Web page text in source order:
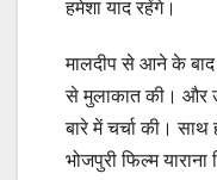
हमेशा याद रहेंगे।
मालदीप से आने के बाद
से मुलाकात की। और
बारे में चर्चा की। साथ
भोजपुरी फिल्म